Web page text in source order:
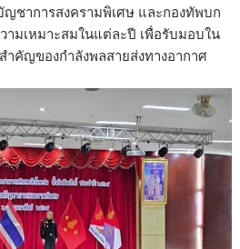
ชาการสงครามพิเศษ และกองทัพบก
มเหมาะสมในแต่ละปี เพื่อรับมอบใน
ำคัญของกำลังพลสายส่งทางอากาศ